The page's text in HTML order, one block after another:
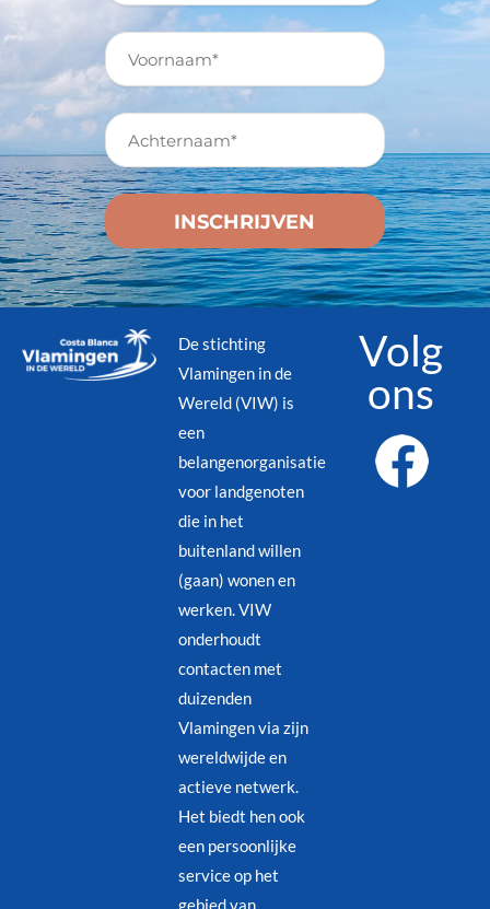
De stichting
Vlamingen in de
Wereld (VIW) is
een
belangenorganisatie
voor landgenoten
die in het
buitenland willen
(gaan) wonen en
werken. VIW
onderhoudt
contacten met
duizenden
Vlamingen via zijn
wereldwijde en
actieve netwerk.
Het biedt hen ook
een persoonlijke
service op het
gebied van
Volg
ons